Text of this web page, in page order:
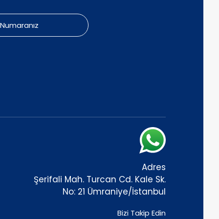
Adres
Şerifali Mah. Turcan Cd. Kale Sk.
No: 21 Ümraniye/İstanbul
Bizi Takip Edin